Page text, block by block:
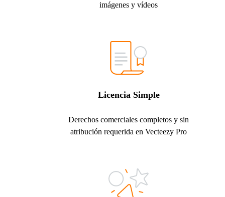
imágenes y vídeos
Licencia Simple
Derechos comerciales completos y sin
atribución requerida en Vecteezy Pro